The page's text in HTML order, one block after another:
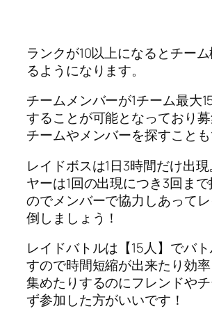
ランクが10以上になるとチーム
るようになります。
チームメンバーが1チーム最大
することが可能となっており
チームやメンバーを探すことも
レイドボスは1日3時間だけ出
ヤーは1回の出現につき3回ま
のでメンバーで協力しあって
倒しましょう！
レイドバトルは【15人】でバ
すので時間短縮が出来たり効
集めたりするのにフレンドや
ず参加した方がいいです！